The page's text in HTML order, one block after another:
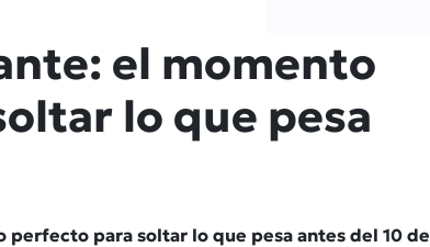
el momento
lo que pesa
para soltar lo que pesa antes del 10 de